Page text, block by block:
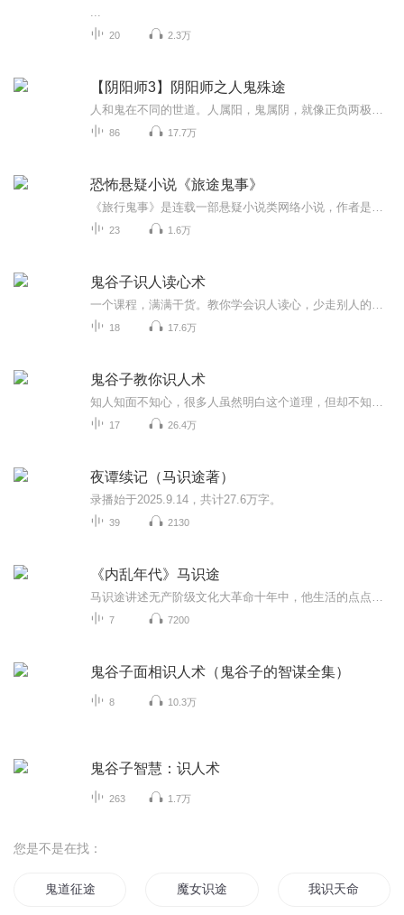
20 2.3万
【阴阳师3】阴阳师之人鬼殊途
86 17.7万
恐怖悬疑小说《旅途鬼事》
23 1.6万
鬼谷子识人读心术
18 17.6万
鬼谷子教你识人术
17 26.4万
夜谭续记（马识途著）
录播始于2025.9.14，共计27.6万字。
39 2130
《内乱年代》马识途
7 7200
鬼谷子面相识人术（鬼谷子的智谋全集）
8 10.3万
鬼谷子智慧：识人术
263 1.7万
您是不是在找：
鬼道征途 魔女识途 我识天命